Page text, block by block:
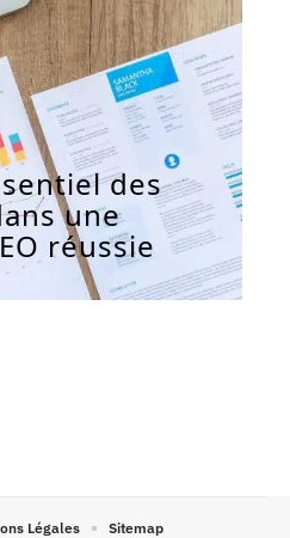
des
une
réussie
Légales Sitemap